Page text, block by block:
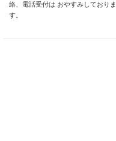
絡、電話受付は おやすみしておりま
す。